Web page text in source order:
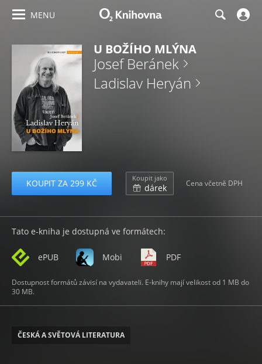
MENU
U BOŽÍHO MLÝNA
Josef Beránek
Ladislav Heryán
KOUPIT ZA 299 KČ Koupit jako
dárek Cena včetně DPH
Tato e-kniha je dostupná ve formátech:
ePUB Mobi PDF
Dostupnost formátů závisí na vydavateli. E-knihy mají velikost od 1 MB do
30 MB.
ČESKÁ A SVĚTOVÁ LITERATURA